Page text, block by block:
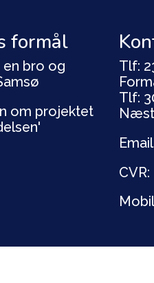
formål
bro og
om projektet
Tlf:
Tlf:
CVR: